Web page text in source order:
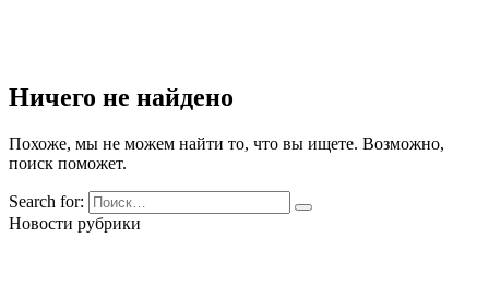
Ничего не найдено
Похоже, мы не можем найти то, что вы ищете. Возможно,
поиск поможет.
Search for:
Новости рубрики